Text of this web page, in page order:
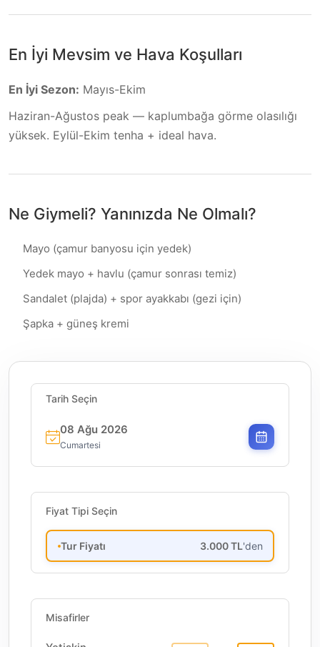
En İyi Mevsim ve Hava Koşulları
En İyi Sezon: Mayıs-Ekim
Haziran-Ağustos peak — kaplumbağa görme olasılığı
yüksek. Eylül-Ekim tenha + ideal hava.
Ne Giymeli? Yanınızda Ne Olmalı?
Mayo (çamur banyosu için yedek)
Yedek mayo + havlu (çamur sonrası temiz)
Sandalet (plajda) + spor ayakkabı (gezi için)
Şapka + güneş kremi
Tarih Seçin
08 Ağu 2026
Cumartesi
Fiyat Tipi Seçin
Tur Fiyatı 3.000 TL'den
Misafirler